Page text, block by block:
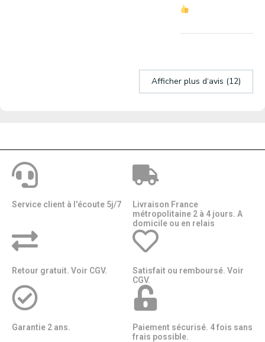
Afficher plus d‘avis (12)
Service client à l'écoute 5j/7
Livraison France
métropolitaine 2 à 4 jours. A
domicile ou en relais​​
Retour gratuit. Voir CGV.
Satisfait ou remboursé. Voir
CGV.
Garantie 2 ans.
Paiement sécurisé. 4 fois sans
frais possible.